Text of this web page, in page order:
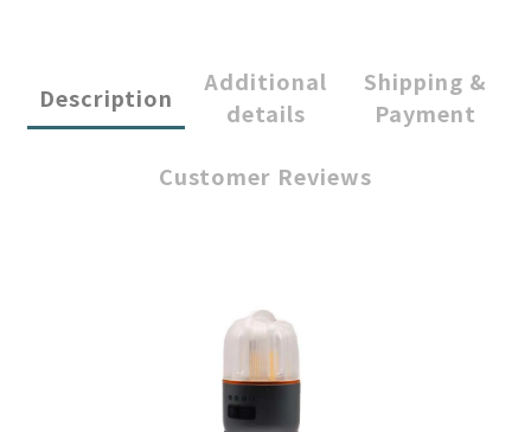
Description
Additional
details
Shipping &
Payment
Customer Reviews